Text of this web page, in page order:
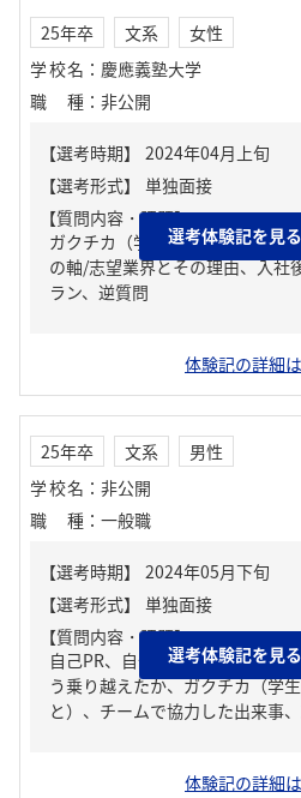
25年卒 文系
女性
学校名 ： 慶應義塾大学
職種 ： 非公開
【質問内容・課題】
ガクチカ（学生時代に力を入れ
の軸/志望業界とその理由、入社
ラン、逆質問
選考体験記を見る
体験記の詳細
25年卒 文系
男性
学校名 ： 非公開
職種 ： 一般職
【質問内容・課題】
自己PR、自分の強み/弱み、人
う乗り越えたか、ガクチカ（学
と）、チームで協力した出来事
選考体験記を見る
体験記の詳細